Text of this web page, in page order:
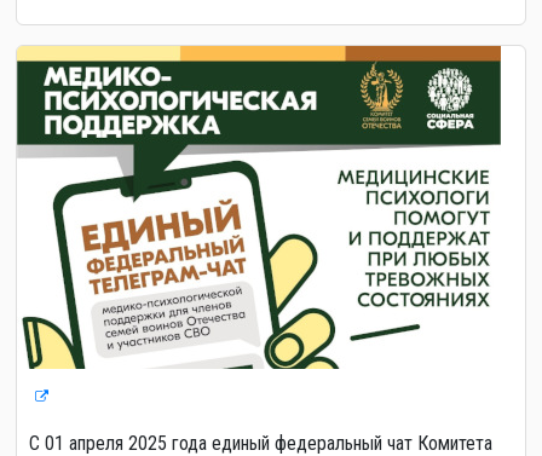
С 01 апреля 2025 года единый федеральный чат Комитета